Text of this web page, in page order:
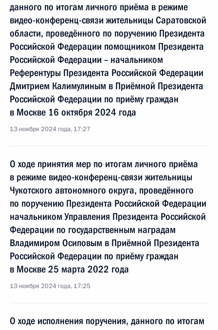
данного по итогам личного приёма в режиме
видео-конференц-связи жительницы Саратовской
области, проведённого по поручению Президента
Российской Федерации помощником Президента
Российской Федерации – начальником
Референтуры Президента Российской Федерации
Дмитрием Калимулиным в Приёмной Президента
Российской Федерации по приёму граждан
в Москве 16 октября 2024 года
13 ноября 2024 года, 17:27
О ходе принятия мер по итогам личного приёма
в режиме видео-конференц-связи жительницы
Чукотского автономного округа, проведённого
по поручению Президента Российской Федерации
начальником Управления Президента Российской
Федерации по государственным наградам
Владимиром Осиповым в Приёмной Президента
Российской Федерации по приёму граждан
в Москве 25 марта 2022 года
13 ноября 2024 года, 17:25
О ходе исполнения поручения, данного по итогам